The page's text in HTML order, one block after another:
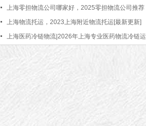
上海零担物流公司哪家好，2025零担物流公司推荐
[最新更新]
上海物流托运，2023上海附近物流托运[最新更新]
上海医药冷链物流|2026年上海专业医药物流冷链运